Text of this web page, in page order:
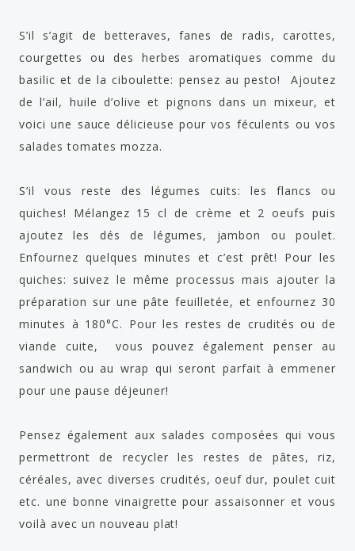
S’il s’agit de betteraves, fanes de radis, carottes,
courgettes ou des herbes aromatiques comme du
basilic et de la ciboulette: pensez au pesto! Ajoutez
de l’ail, huile d’olive et pignons dans un mixeur, et
voici une sauce délicieuse pour vos féculents ou vos
salades tomates mozza.
S’il vous reste des légumes cuits: les flancs ou
quiches! Mélangez 15 cl de crème et 2 oeufs puis
ajoutez les dés de légumes, jambon ou poulet.
Enfournez quelques minutes et c’est prêt! Pour les
quiches: suivez le même processus mais ajouter la
préparation sur une pâte feuilletée, et enfournez 30
minutes à 180°C. Pour les restes de crudités ou de
viande cuite, vous pouvez également penser au
sandwich ou au wrap qui seront parfait à emmener
pour une pause déjeuner!
Pensez également aux salades composées qui vous
permettront de recycler les restes de pâtes, riz,
céréales, avec diverses crudités, oeuf dur, poulet cuit
etc. une bonne vinaigrette pour assaisonner et vous
voilà avec un nouveau plat!